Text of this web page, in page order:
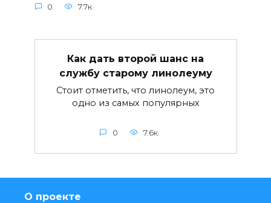
0 7.7к.
Как дать второй шанс на
службу старому линолеуму
Стоит отметить, что линолеум, это
одно из самых популярных
0 7.6к.
О проекте